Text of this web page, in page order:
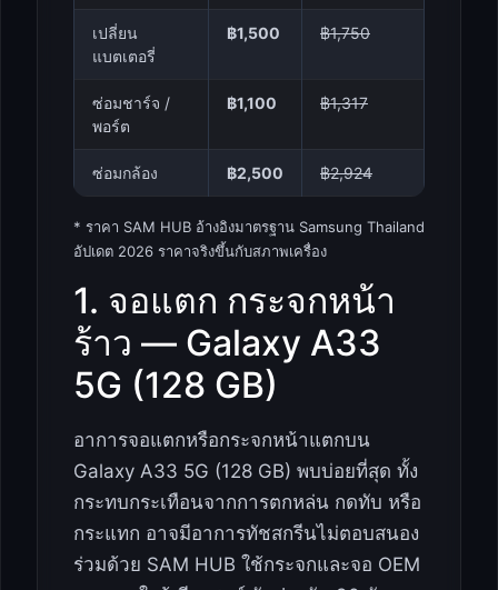
เปลี่ยน
แบตเตอรี่
฿1,500 ฿1,750
ซ่อมชาร์จ /
พอร์ต
฿1,100 ฿1,317
ซ่อมกล้อง ฿2,500 ฿2,924
* ราคา SAM HUB อ้างอิงมาตรฐาน Samsung Thailand
อัปเดต 2026 ราคาจริงขึ้นกับสภาพเครื่อง
1. จอแตก กระจกหน้า
ร้าว — Galaxy A33
5G (128 GB)
อาการจอแตกหรือกระจกหน้าแตกบน
Galaxy A33 5G (128 GB) พบบ่อยที่สุด ทั้ง
กระทบกระเทือนจากการตกหล่น กดทับ หรือ
กระแทก อาจมีอาการทัชสกรีนไม่ตอบสนอง
ร่วมด้วย SAM HUB ใช้กระจกและจอ OEM